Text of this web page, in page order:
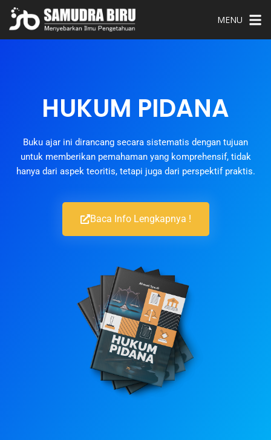
MENU
HUKUM PIDANA
Buku ajar ini dirancang secara sistematis dengan tujuan
untuk memberikan pemahaman yang komprehensif, tidak
hanya dari aspek teoritis, tetapi juga dari perspektif praktis.
Baca Info Lengkapnya !